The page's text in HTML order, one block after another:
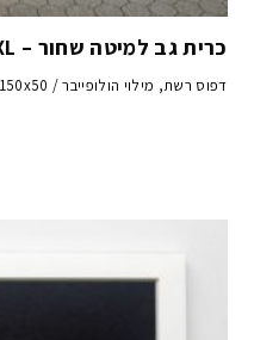
כרית גב למיטה שחור – XL
דפוס רשת, מילוי הולופייבר / 150x50 ס"מ, 2020